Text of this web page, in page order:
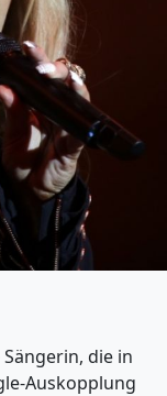
die in
Auskopplung